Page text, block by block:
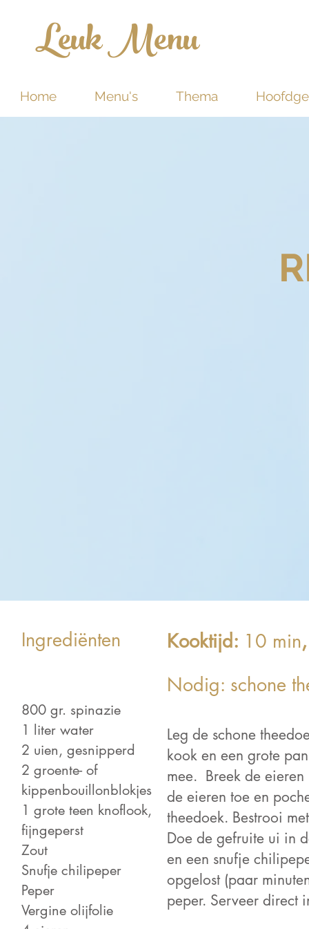
Leuk Menu
Home Menu's Thema
favored by
It's easy on the
a great go to font
paragraphs &
Ingrediënten
800 gr. spinazie
1 liter water
2 uien, gesnipperd
2 groente- of
kippenbouillonblokjes
1 grote teen knoflook,
fijngeperst
Zout
Snufje chilipeper
Peper
Vergine olijfolie
Kooktijd: 10 min,
Nodig: schone
Leg de schone
kook en een grote
mee. Breek de
de eieren toe en
theedoek. Bestrooi
Doe de gefruite ui in
en een snufje
opgelost (paar
peper. Serveer direct